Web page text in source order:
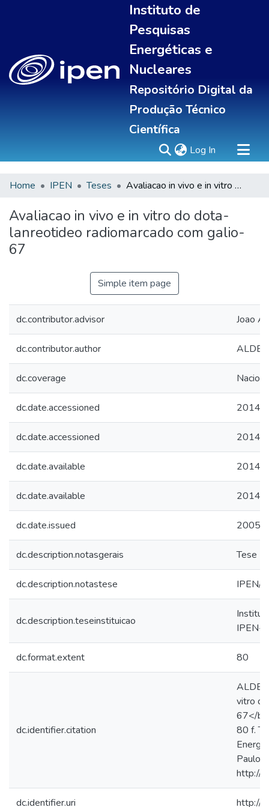
Instituto de
Pesquisas
Energéticas e
Nucleares
Repositório Digital da
Produção Técnico
Científica
Log In (current)
Sobre
Communities & Collections
All of DSpace
Statistics
Home IPEN Teses Avaliacao in vivo e in vitro do dota-lanreotideo radiomarcado com galio-67
Avaliacao in vivo e in vitro do dota-
lanreotideo radiomarcado com galio-
67
Simple item page
dc.contributor.advisor Joao
dc.contributor.author
dc.coverage
dc.date.accessioned 2014-
dc.date.accessioned 2014-
dc.date.available 2014-
dc.date.available 2014-
dc.date.issued 2005
dc.description.notasgerais Tese
dc.description.notastese IPEN/T
dc.description.teseinstituicao
IPEN-
dc.format.extent 80
dc.identifier.citation
vitro
67</
80 f.
Paulo.
http://
dc.identifier.uri http://